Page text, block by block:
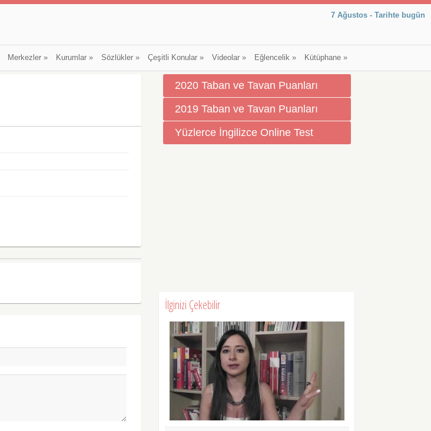
7 Ağustos - Tarihte bugün
Merkezler» Kurumlar» Sözlükler» Çeşitli Konular» Videolar» Eğlencelik» Kütüphane»
2020 Taban ve Tavan Puanları
2019 Taban ve Tavan Puanları
Yüzlerce İngilizce Online Test
İlginizi Çekebilir